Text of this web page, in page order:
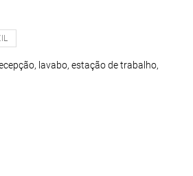
lavabo, estação de trabalho,